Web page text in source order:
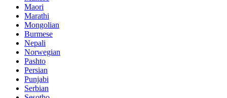
Maori
Marathi
Mongolian
Burmese
Nepali
Norwegian
Pashto
Persian
Punjabi
Serbian